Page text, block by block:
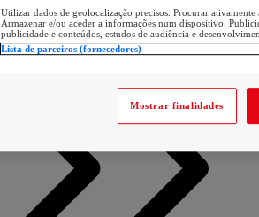
Utilizar dados de geolocalização precisos. Procurar
Armazenar e/ou aceder a informações num dispositivo.
publicidade e conteúdos, estudos de audiência e
Lista de parceiros (fornecedores)
Mostrar finalidades